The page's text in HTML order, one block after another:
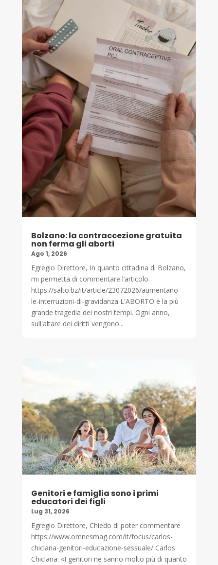
Bolzano: la contraccezione gratuita
non ferma gli aborti
Ago 1, 2026
Egregio Direttore, In quanto cittadina di Bolzano,
mi permetta di commentare l’articolo
https://salto.bz/it/article/23072026/aumentano-
le-interruzioni-di-gravidanza L'ABORTO è la più
grande tragedia dei nostri tempi. Ogni anno,
sull'altare dei diritti vengono...
Genitori e famiglia sono i primi
educatori dei figli
Lug 31, 2026
Egregio Direttore, Chiedo di poter commentare
https://www.omnesmag.com/it/focus/carlos-
chiclana-genitori-educazione-sessuale/ Carlos
Chiclana: «I genitori ne sanno molto più di quanto